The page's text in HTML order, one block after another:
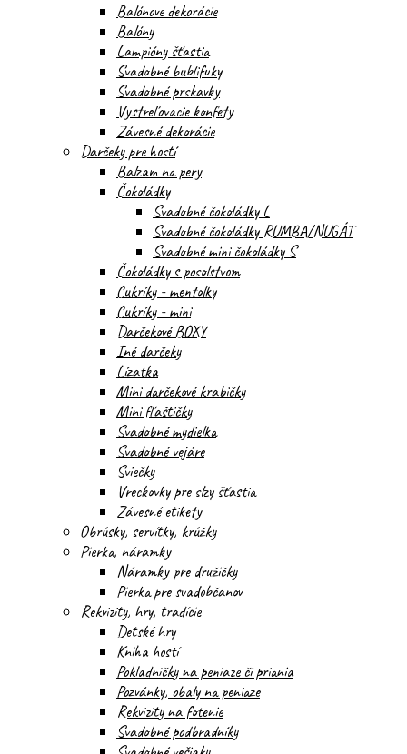
Balónove dekorácie
Balóny
Lampióny šťastia
Svadobné bublifuky
Svadobné prskavky
Vystreľovacie konfety
Závesné dekorácie
Darčeky pre hostí
Balzam na pery
Čokoládky
Svadobné čokoládky L
Svadobné čokoládky RUMBA/NUGÁT
Svadobné mini čokoládky S
Čokoládky s posolstvom
Cukríky - mentolky
Cukríky - mini
Darčekové BOXY
Iné darčeky
Lízatka
Mini darčekové krabičky
Mini fľaštičky
Svadobné mydielka
Svadobné vejáre
Sviečky
Vreckovky pre slzy šťastia
Závesné etikety
Obrúsky, servítky, krúžky
Pierka, náramky
Náramky pre družičky
Pierka pre svadobčanov
Rekvizity, hry, tradície
Detské hry
Kniha hostí
Pokladničky na peniaze či priania
Pozvánky, obaly na peniaze
Rekvizity na fotenie
Svadobné podbradníky